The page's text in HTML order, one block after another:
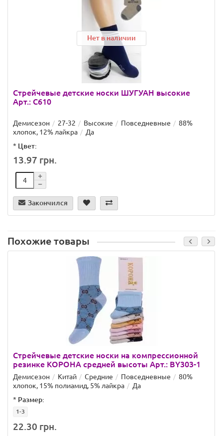
Нет в наличии
Стрейчевые детские носки ШУГУАН высокие
Арт.: С610
Демисезон 27-32 Высокие Повседневные
88%
хлопок, 12% лайкра
Да
* Цвет:
13.97 грн.
Закончился
Похожие товары
Стрейчевые детские носки на компрессионной
резинке КОРОНА средней высоты Арт.: BY303-1
Демисезон Китай Средние Повседневные
80%
хлопок, 15% полиамид, 5% лайкра
Да
* Размер:
1-3
22.30 грн.